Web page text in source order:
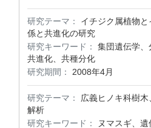
研究テーマ：
イチジク属植物
係と共進化の研究
研究キーワード：
集団遺伝学、
共進化、共種分化
研究期間：
2008年4月
研究テーマ：
広義ヒノキ科樹
解析
研究キーワード：
ヌマスギ、